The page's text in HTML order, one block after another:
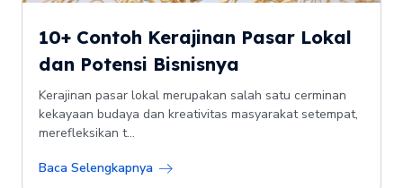
10+ Contoh Kerajinan Pasar Lokal
dan Potensi Bisnisnya
Kerajinan pasar lokal merupakan salah satu cerminan
kekayaan budaya dan kreativitas masyarakat setempat,
merefleksikan t...
Baca Selengkapnya